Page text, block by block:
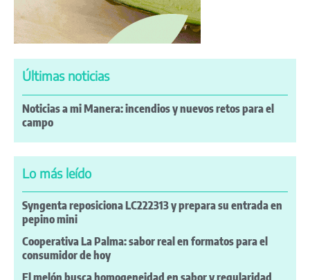
Últimas noticias
Noticias a mi Manera: incendios y nuevos retos para el
campo
Lo más leído
Syngenta reposiciona LC222313 y prepara su entrada en
pepino mini
Cooperativa La Palma: sabor real en formatos para el
consumidor de hoy